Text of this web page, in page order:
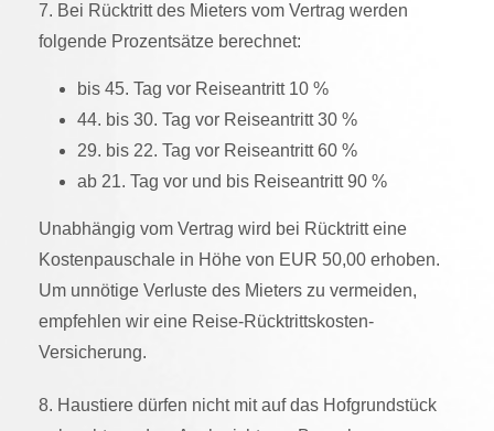
7. Bei Rücktritt des Mieters vom Vertrag werden
folgende Prozentsätze berechnet:
bis 45. Tag vor Reiseantritt 10 %
44. bis 30. Tag vor Reiseantritt 30 %
29. bis 22. Tag vor Reiseantritt 60 %
ab 21. Tag vor und bis Reiseantritt 90 %
Unabhängig vom Vertrag wird bei Rücktritt eine
Kostenpauschale in Höhe von EUR 50,00 erhoben.
Um unnötige Verluste des Mieters zu vermeiden,
empfehlen wir eine Reise-Rücktrittskosten-
Versicherung.
8. Haustiere dürfen nicht mit auf das Hofgrundstück